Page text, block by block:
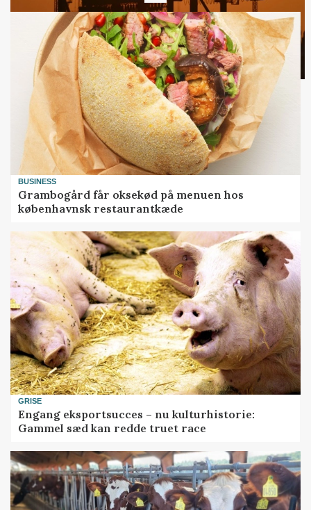
BUSINESS
Grambogård får oksekød på menuen hos
københavnsk restaurantkæde
GRISE
Engang eksportsucces – nu kulturhistorie:
Gammel sæd kan redde truet race